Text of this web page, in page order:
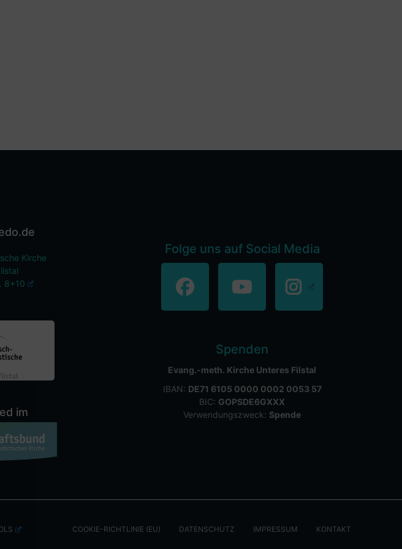
Kirche
8+10
im
Folge uns auf Social Media
Spenden
Evang.-meth. Kirche Unteres Filstal
IBAN: DE71 6105 0000 0002 0053 57
BIC: GOPSDE6GXXX
Verwendungszweck: Spende
COOKIE-RICHTLINIE (EU) DATENSCHUTZ IMPRESSUM KONTAKT